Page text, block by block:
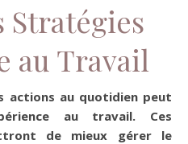
au Travail
actions au quotidien peut
au travail. Ces
de mieux gérer le